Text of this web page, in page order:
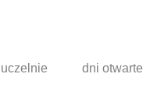
uczelnie dni otwarte